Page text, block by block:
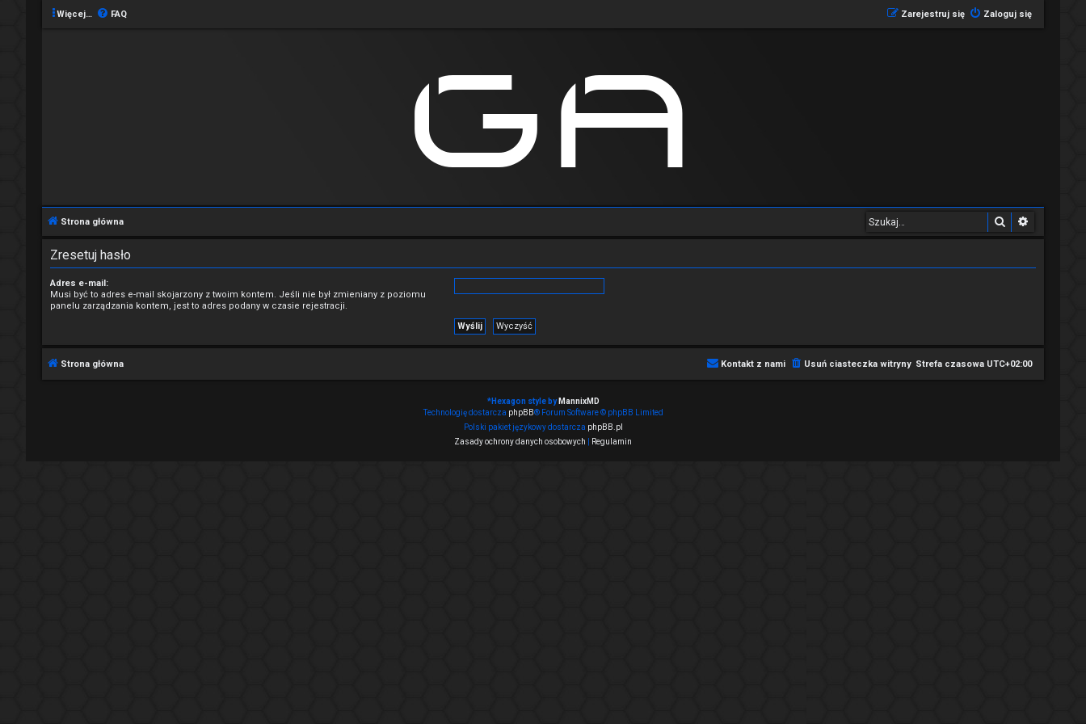
Więcej… FAQ Zaloguj się
Zarejestruj się
Strona główna Szukaj
Zresetuj hasło
Adres e-mail:
Musi być to adres e-mail skojarzony z twoim kontem. Jeśli nie był zmieniany z poziomu
panelu zarządzania kontem, jest to adres podany w czasie rejestracji.
Strona główna Strefa czasowa UTC+02:00
Usuń ciasteczka witryny
Kontakt z nami
*Hexagon style by MannixMD
Technologię dostarcza phpBB® Forum Software © phpBB Limited
Polski pakiet językowy dostarcza phpBB.pl
Zasady ochrony danych osobowych
Regulamin